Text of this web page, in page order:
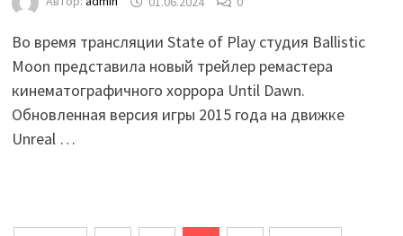
Во время трансляции State of Play студия Ballistic
Moon представила новый трейлер ремастера
кинематографичного хоррора Until Dawn.
Обновленная версия игры 2015 года на движке
Unreal …